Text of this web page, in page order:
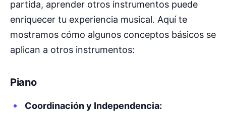
partida, aprender otros instrumentos puede
enriquecer tu experiencia musical. Aquí te
mostramos cómo algunos conceptos básicos se
aplican a otros instrumentos:
Piano
Coordinación y Independencia: